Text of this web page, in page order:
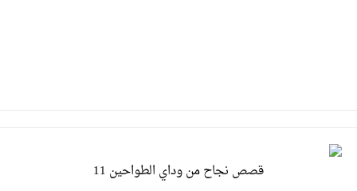
قصص نجاح من وداي الطواحين 11